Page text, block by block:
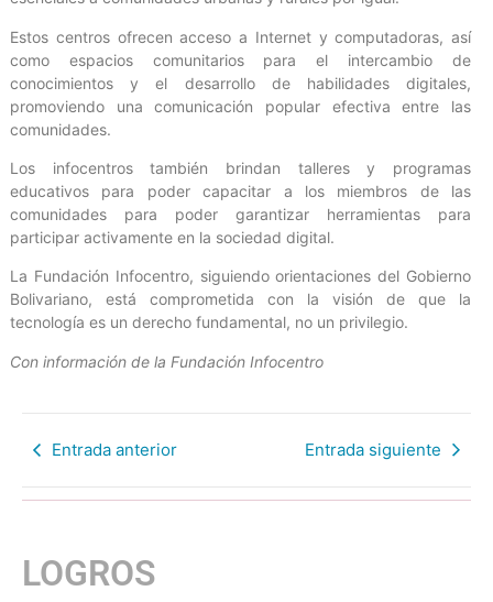
Estos centros ofrecen acceso a Internet y computadoras, así
como espacios comunitarios para el intercambio de
conocimientos y el desarrollo de habilidades digitales,
promoviendo una comunicación popular efectiva entre las
comunidades.
Los infocentros también brindan talleres y programas
educativos para poder capacitar a los miembros de las
comunidades para poder garantizar herramientas para
participar activamente en la sociedad digital.
La Fundación Infocentro, siguiendo orientaciones del Gobierno
Bolivariano, está comprometida con la visión de que la
tecnología es un derecho fundamental, no un privilegio.
Con información de la Fundación Infocentro
Entrada anterior Entrada siguiente
LOGROS